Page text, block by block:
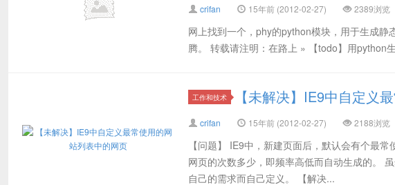
crifan 15年前 (2012-02-27) 2389浏览
网上找到一个，phy的python模块，用于生成
腾。 转载请注明：在路上 » 【todo】用python
工作和技术 【未解决】IE9中自定义
crifan 15年前 (2012-02-27) 2188浏览
【问题】 IE9中，新建页面后，默认会有个最
网页的次数多少，即频率高低而自动生成的。
自己的需求而自己定义。 【解决...